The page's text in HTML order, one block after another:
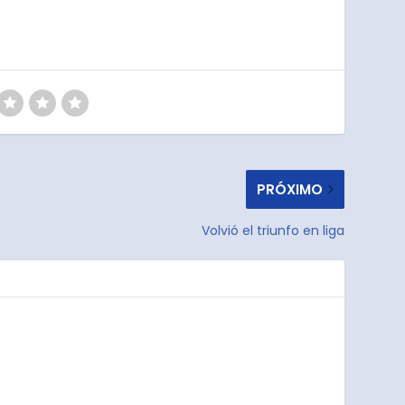
PRÓXIMO
Volvió el triunfo en liga